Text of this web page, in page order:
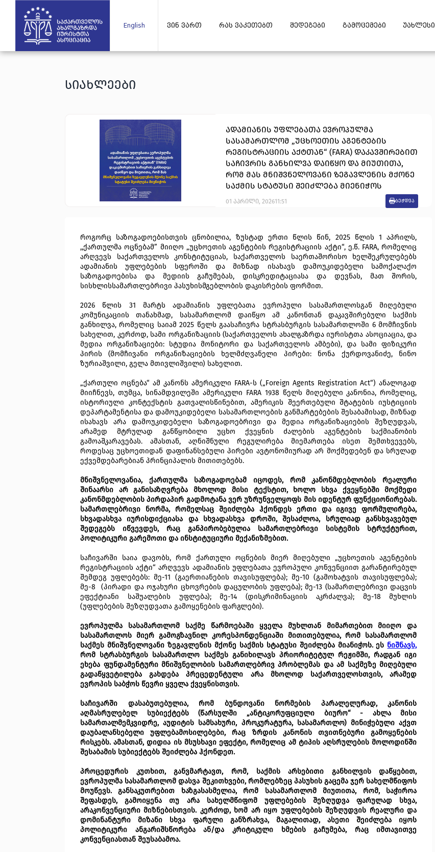
English ვინ ვართ რას ვაკეთებთ შედეგები გამოცემები უახლესი
სიახლეები
ადამიანის უფლებათა ევროპულმა
სასამართლომ „უცხოეთის აგენტების
რეგისტრაციის აქტთან“ (FARA) დაკავშირებით
საჩივრის განხილვა დაიწყო და მიუთითა,
რომ მას მნიშვნელოვანი ზეგავლენის მქონე
საქმის სტატუსი შეიძლება მიენიჭოს
01 აპრილი, 202611:51 ბეჭდვა
როგორც საზოგადოებისთვის ცნობილია, ზუსტად ერთი წლის წინ, 2025 წლის 1 აპრილს,
,,ქართულმა ოცნებამ” მიიღო „უცხოეთის აგენტების რეგისტრაციის აქტი“, ე.წ. FARA, რომელიც
არღვევს საქართველოს კონსტიტუციას, საქართველოს საერთაშორისო ხელშეკრულებებს
ადამიანის უფლებების სფეროში და მიზნად ისახავს დამოუკიდებელი სამოქალაქო
საზოგადოებისა და მედიის გაჩუმებას, დისკრედიტაციასა და დევნას, მათ შორის,
სისხლისსამართლებრივი პასუხისმგებლობის დაკისრების ფორმით.
2026 წლის 31 მარტს ადამიანის უფლებათა ევროპული სასამართლოსგან მიღებული
კომუნიკაციის თანახმად, სასამართლომ დაიწყო ამ კანონთან დაკავშირებული საქმის
განხილვა, რომელიც საიამ 2025 წელს გაასაჩივრა სტრასბურგის სასამართლოში 6 მომჩივნის
სახელით, კერძოდ, სამი ორგანიზაციის (საქართველოს ახალგაზრდა იურისტთა ასოციაცია, და
მედია ორგანიზაციები: სტუდია მონიტორი და საქართველოს ამბები), და სამი ფიზიკური
პირის (მომჩივანი ორგანიზაციების ხელმძღვანელი პირები: ნონა ქურდოვანიძე, ნინო
ზურიაშვილი, გელა მთივლიშვილი) სახელით.
„ქართული ოცნება“ ამ კანონს ამერიკული FARA-ს („Foreign Agents Registration Act“) ანალოგად
მიიჩნევს, თუმცა, სინამდვილეში ამერიკული FARA 1938 წელს მიღებული კანონია, რომელიც,
ისტორიული კონტექსტის გათვალისწინებით, ამერიკის შეერთებული შტატების იუსტიციის
დეპარტამენტისა და დამოუკიდებელი სასამართლოების განმარტებების შესაბამისად, მიზნად
ისახავს არა დამოუკიდებელი საზოგადოებრივი და მედია ორგანიზაციების შეზღუდვას,
არამედ მტრულად განწყობილი უცხო ქვეყნის ძალების აგენტების საქმიანობის
გამოაშკარავებას. ამასთან, აღნიშნული რეგულირება მიემართება ისეთ შემთხვევებს,
როდესაც უცხოეთიდან დაფინანსებული პირები ავტონომიურად არ მოქმედებენ და სრულად
ექვემდებარებიან პრინციპალის მითითებებს.
მნიშვნელოვანია, ქართულმა საზოგადოებამ იცოდეს, რომ კანონმდებლობის რეალური
შინაარსი არ განისაზღვრება მხოლოდ მისი ტექსტით, ხოლო სხვა ქვეყნებში მოქმედი
კანონმდებლობის პირდაპირ გადმოტანა ვერ უზრუნველყოფს მის იდენტურ ფუნქციონირებას.
სამართლებრივი ნორმა, რომელსაც შეიძლება ჰქონდეს ერთი და იგივე ფორმულირება,
სხვადასხვა იურისდიქციასა და სხვადასხვა დროში, შესაძლოა, სრულიად განსხვავებულ
შედეგებს იწვევდეს, რაც განპირობებულია სამართლებრივი სისტემის სტრუქტურით,
პოლიტიკური გარემოთი და ინსტიტუციური მექანიზმებით.
საჩივარში საია დავობს, რომ ქართული ოცნების მიერ მიღებული „უცხოეთის აგენტების
რეგისტრაციის აქტი“ არღვევს ადამიანის უფლებათა ევროპული კონვენციით გარანტირებულ
შემდეგ უფლებებს: მე-11 (გაერთიანების თავისუფლება); მე-10 (გამოხატვის თავისუფლება);
მე-8 (პირადი და ოჯახური ცხოვრების დაცულობის უფლება); მე-13 (სამართლებრივი დაცვის
ეფექტიანი საშუალების უფლება); მე-14 (დისკრიმინაციის აკრძალვა); მე-18 მუხლის
(უფლებების შეზღუდვათა გამოყენების ფარგლები).
ევროპულმა სასამართლომ საქმე წარმოებაში ყველა მუხლთან მიმართებით მიიღო და
სასამართლოს მიერ გამოგზავნილ კორესპონდენციაში მითითებულია, რომ სასამართლომ
საქმეს მნიშვნელოვანი ზეგავლენის მქონე საქმის სტატუსი შეიძლება მიანიჭოს. ეს ნიშნავს,
რომ სტრასბურგის სასამართლო საქმეს განიხილავს პრიორიტეტულ რეჟიმში, რადგან იგი
ეხება ფუნდამენტური მნიშვნელობის სამართლებრივ პრობლემას და ამ საქმეზე მიღებული
გადაწყვეტილება გახდება პრეცედენტული არა მხოლოდ საქართველოსთვის, არამედ
ევროპის საბჭოს წევრი ყველა ქვეყნისთვის.
საჩივარში დასაბუთებულია, რომ ბუნდოვანი ნორმების პარალელურად, კანონის
აღმასრულებელ სუბიექტებს (წარსულში „ანტიკორუფციული ბიურო“ - ახლა მისი
სამართალმემკვიდრე, აუდიტის სამსახური, პროკურატურა, სასამართლო) მინიჭებული აქვთ
დაუბალანსებელი უფლებამოსილებები, რაც ზრდის კანონის თვითნებური გამოყენების
რისკებს. ამასთან, დიდია ის მსუსხავი ეფექტი, რომელიც ამ ტიპის აღსრულების მოლოდინში
შესაბამის სუბიექტებს შეიძლება ჰქონდეთ.
პროცედურის კუთხით, განვმარტავთ, რომ, საქმის არსებითი განხილვის დაწყებით,
ევროპულმა სასამართლომ დასვა შეკითხვები, რომლებზეც პასუხის გაცემა ჯერ სახელმწიფოს
მოუწევს. განსაკუთრებით ხაზგასასმელია, რომ სასამართლომ მიუთითა, რომ, საჭიროა
შეფასდეს, გამოიყენა თუ არა სახელმწიფომ უფლებების შეზღუდვა ფარულად სხვა,
არაკონვენციური მიზნებისთვის. კერძოდ, ხომ არ იყო უფლებების შეზღუდვის რეალური და
დომინანტური მიზანი სხვა ფარული განზრახვა, მაგალითად, ასეთი შეიძლება იყოს
პოლიტიკური ანგარიშსწორება ან/და კრიტიკული ხმების გაჩუმება, რაც იმთავითვე
კონვენციასთან შეუსაბამოა.